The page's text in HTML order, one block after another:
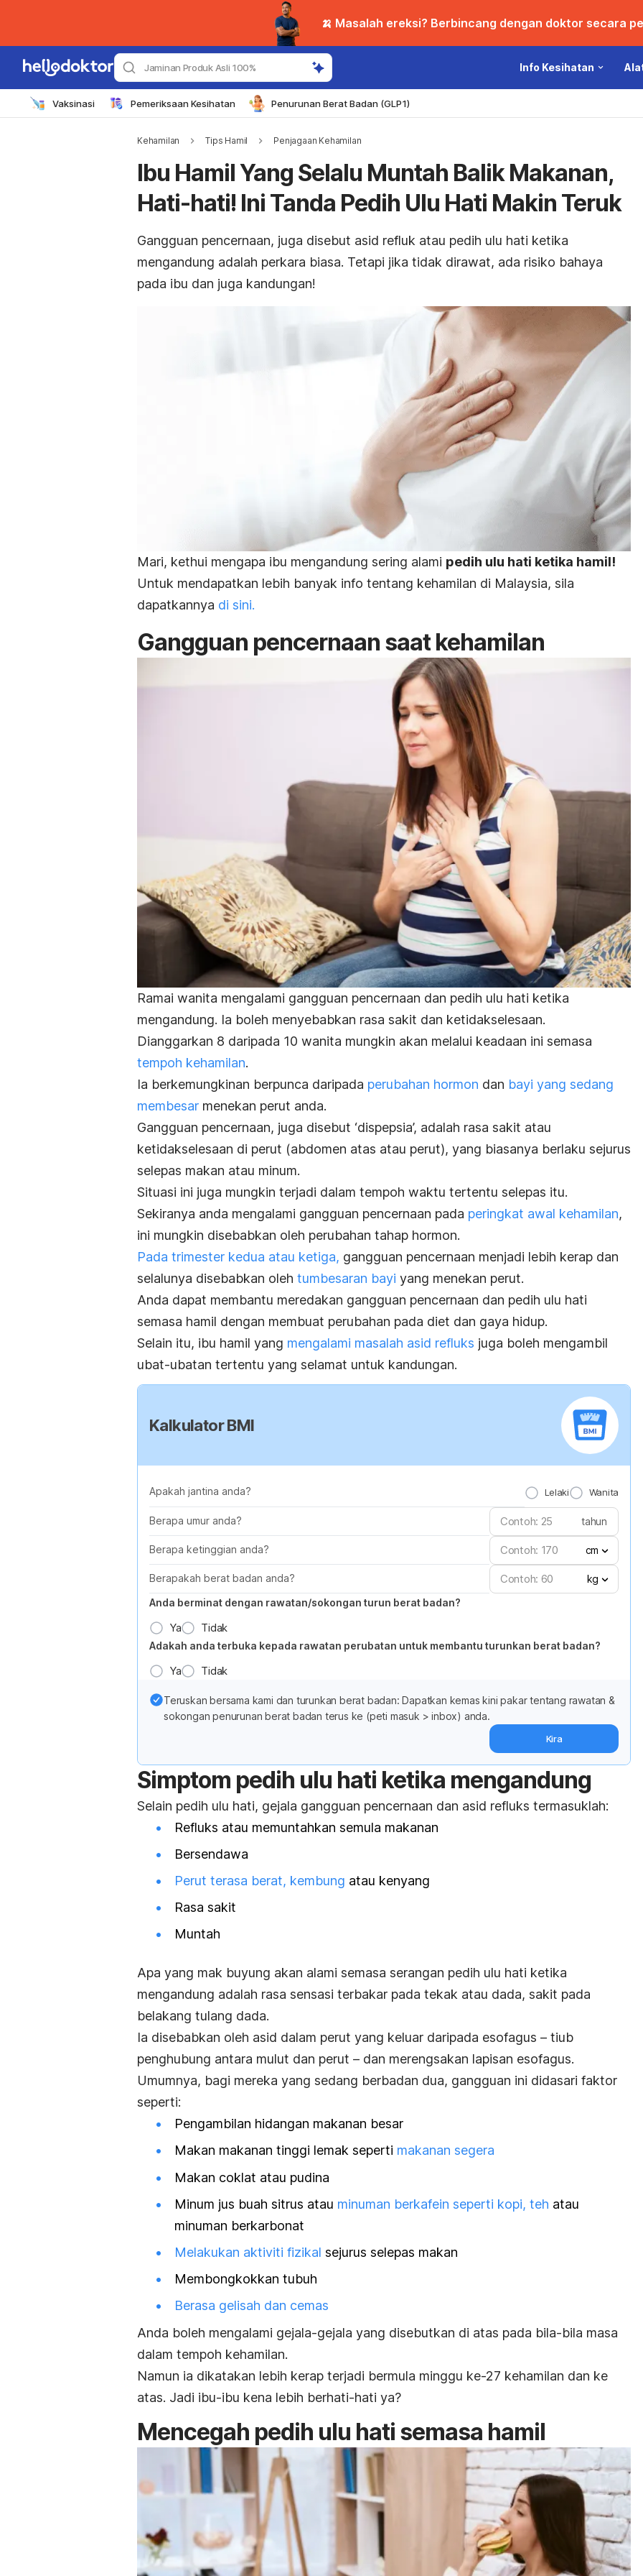
🍌 Masalah ereksi? Berbincang dengan doktor secara
Jaminan Produk Asli 100% Info Kesihatan
Vaksinasi Pemeriksaan Kesihatan Penurunan Berat Badan (GLP1)
Kehamilan Tips Hamil Penjagaan Kehamilan
Ibu Hamil Yang Selalu Muntah Balik Makanan,
Hati-hati! Ini Tanda Pedih Ulu Hati Makin Teruk
Gangguan pencernaan, juga disebut asid refluk atau pedih ulu hati ketika
mengandung adalah perkara biasa. Tetapi jika tidak dirawat, ada risiko bahaya
pada ibu dan juga kandungan!
Mari, kethui mengapa ibu mengandung sering alami pedih ulu hati ketika hamil!
Untuk mendapatkan lebih banyak info tentang kehamilan di Malaysia, sila
dapatkannya di sini.
Gangguan pencernaan saat kehamilan
Ramai wanita mengalami gangguan pencernaan dan pedih ulu hati ketika
mengandung. Ia boleh menyebabkan rasa sakit dan ketidakselesaan.
Dianggarkan 8 daripada 10 wanita mungkin akan melalui keadaan ini semasa
tempoh kehamilan.
Ia berkemungkinan berpunca daripada perubahan hormon dan bayi yang sedang
membesar menekan perut anda.
Gangguan pencernaan, juga disebut ‘dispepsia’, adalah rasa sakit atau
ketidakselesaan di perut (abdomen atas atau perut), yang biasanya berlaku sejurus
selepas makan atau minum.
Situasi ini juga mungkin terjadi dalam tempoh waktu tertentu selepas itu.
Sekiranya anda mengalami gangguan pencernaan pada peringkat awal kehamilan,
ini mungkin disebabkan oleh perubahan tahap hormon.
Pada trimester kedua atau ketiga, gangguan pencernaan menjadi lebih kerap dan
selalunya disebabkan oleh tumbesaran bayi yang menekan perut.
Anda dapat membantu meredakan gangguan pencernaan dan pedih ulu hati
semasa hamil dengan membuat perubahan pada diet dan gaya hidup.
Selain itu, ibu hamil yang mengalami masalah asid refluks juga boleh mengambil
ubat-ubatan tertentu yang selamat untuk kandungan.
Kalkulator BMI
Apakah jantina anda? Lelaki Wanita
Berapa umur anda? tahun
Berapa ketinggian anda? cm
Berapakah berat badan anda?
kg
Anda berminat dengan rawatan/sokongan turun berat badan?
Ya Tidak
Adakah anda terbuka kepada rawatan perubatan untuk membantu turunkan berat badan?
Ya Tidak
Teruskan bersama kami dan turunkan berat badan: Dapatkan kemas kini pakar tentang rawatan &
sokongan penurunan berat badan terus ke (peti masuk > inbox) anda.
Kira
Simptom pedih ulu hati ketika mengandung
Selain pedih ulu hati, gejala gangguan pencernaan dan asid refluks termasuklah:
Refluks atau memuntahkan semula makanan
Bersendawa
Perut terasa berat, kembung atau kenyang
Rasa sakit
Muntah
Apa yang mak buyung akan alami semasa serangan pedih ulu hati ketika
mengandung adalah rasa sensasi terbakar pada tekak atau dada, sakit pada
belakang tulang dada.
Ia disebabkan oleh asid dalam perut yang keluar daripada esofagus – tiub
penghubung antara mulut dan perut – dan merengsakan lapisan esofagus.
Umumnya, bagi mereka yang sedang berbadan dua, gangguan ini didasari faktor
seperti:
Pengambilan hidangan makanan besar
Makan makanan tinggi lemak seperti makanan segera
Makan coklat atau pudina
Minum jus buah sitrus atau minuman berkafein seperti kopi, teh atau
minuman berkarbonat
Melakukan aktiviti fizikal sejurus selepas makan
Membongkokkan tubuh
Berasa gelisah dan cemas
Anda boleh mengalami gejala-gejala yang disebutkan di atas pada bila-bila masa
dalam tempoh kehamilan.
Namun ia dikatakan lebih kerap terjadi bermula minggu ke-27 kehamilan dan ke
atas. Jadi ibu-ibu kena lebih berhati-hati ya?
Mencegah pedih ulu hati semasa hamil